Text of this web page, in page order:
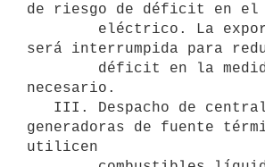
de riesgo de déficit en el
será interrumpida para
necesario.
generadoras de fuente
utilicen